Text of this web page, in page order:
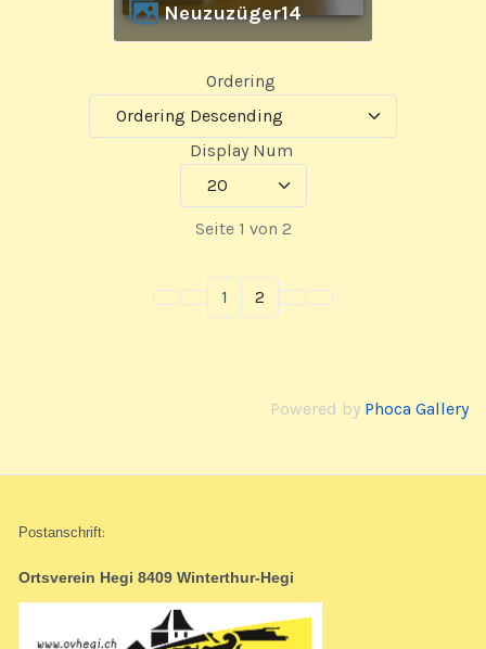
Neuzuzüger14
Ordering
Display Num
Seite 1 von 2
1 2
Powered by Phoca Gallery
Postanschrift:
Ortsverein Hegi 8409 Winterthur-Hegi